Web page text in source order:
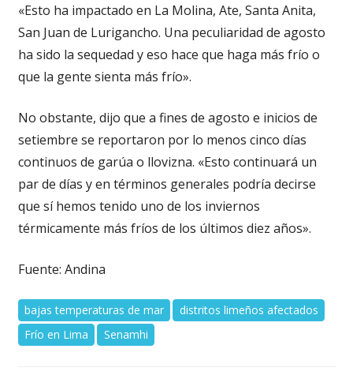
«Esto ha impactado en La Molina, Ate, Santa Anita,
San Juan de Lurigancho. Una peculiaridad de agosto
ha sido la sequedad y eso hace que haga más frío o
que la gente sienta más frío».
No obstante, dijo que a fines de agosto e inicios de
setiembre se reportaron por lo menos cinco días
continuos de garúa o llovizna. «Esto continuará un
par de días y en términos generales podría decirse
que sí hemos tenido uno de los inviernos
térmicamente más fríos de los últimos diez años».
Fuente: Andina
bajas temperaturas de mar
distritos limeños afectados
Frío en Lima
Senamhi